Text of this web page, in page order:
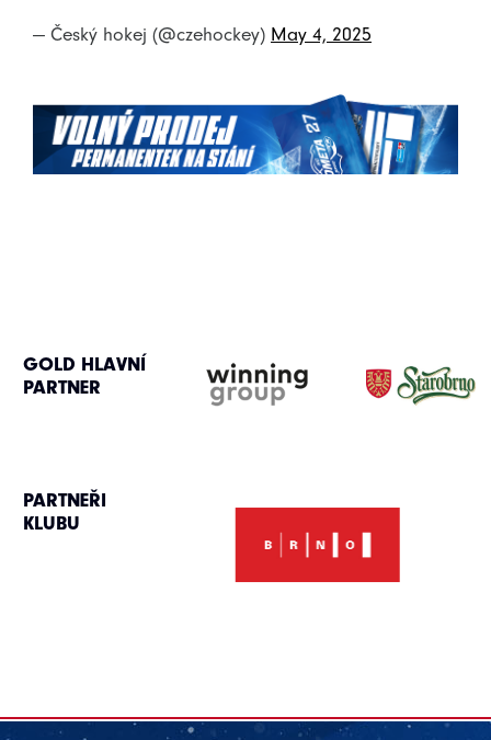
— Český hokej (@czehockey) May 4, 2025
GOLD HLAVNÍ
PARTNER
PARTNEŘI
KLUBU